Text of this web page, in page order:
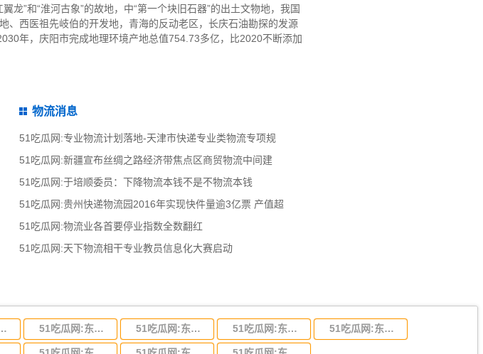
龙”和“淮河古象”的故地，中“第一个块旧石器”的出土文物地，我国
、西医祖先岐伯的开发地，青海的反动老区，长庆石油勘探的发源
年，庆阳市完成地理环境产地总值754.73多亿，比2020不断添加
物流消息
51吃瓜网:专业物流计划落地-天津市快递专业类物流专项规
51吃瓜网:新疆宣布丝绸之路经济带焦点区商贸物流中间建
51吃瓜网:于培顺委员：下降物流本钱不是不物流本钱
51吃瓜网:贵州快递物流园2016年实现快件量逾3亿票 产值超
51吃瓜网:物流业各首要停业指数全数翻红
51吃瓜网:天下物流相干专业教员信息化大赛启动
运输,东莞到吉林省物流公司 51吃瓜网:东莞到甘肃省物流运输,东莞到甘肃省物流公司 51吃瓜网:东莞到陕西省物流运输,东莞到陕西省物流公司 51吃瓜网:东莞到贵州省物流运输,东莞到贵州省物流公司 51吃瓜网:东莞到四川省物流专线,东莞到四川省物流公司